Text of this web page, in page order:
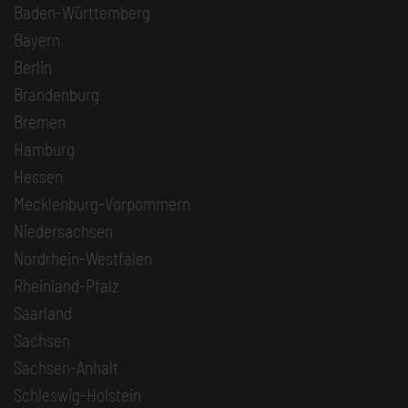
Baden-Württemberg
Bayern
Berlin
Brandenburg
Bremen
Hamburg
Hessen
Mecklenburg-Vorpommern
Niedersachsen
Nordrhein-Westfalen
Rheinland-Pfalz
Saarland
Sachsen
Sachsen-Anhalt
Schleswig-Holstein